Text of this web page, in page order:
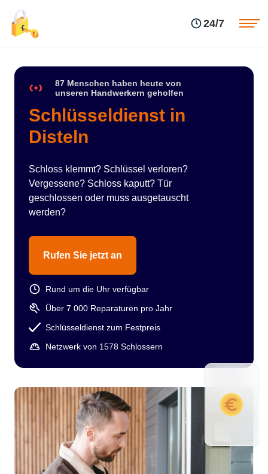
24/7
87 Menschen haben heute von
unseren Handwerkern geholfen
Schlüsseldienst in
Disteln
Schloss klemmt? Schlüssel verloren?
Vergessene? Schloss kaputt? Tür
geschlossen oder muss ausgetauscht
werden?
Rufen Sie jetzt an
Rund um die Uhr verfügbar
Über 7 000 Reparaturen pro Jahr
Schlüsseldienst zum Festpreis
Netzwerk von 1578 Schlossern